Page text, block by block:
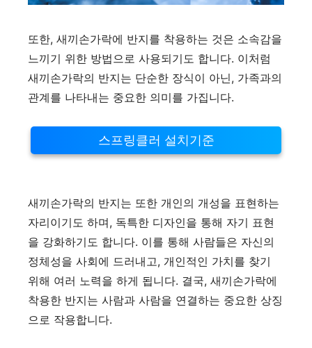
또한, 새끼손가락에 반지를 착용하는 것은 소속감을
느끼기 위한 방법으로 사용되기도 합니다. 이처럼
새끼손가락의 반지는 단순한 장식이 아닌, 가족과의
관계를 나타내는 중요한 의미를 가집니다.
스프링클러 설치기준
새끼손가락의 반지는 또한 개인의 개성을 표현하는
자리이기도 하며, 독특한 디자인을 통해 자기 표현
을 강화하기도 합니다. 이를 통해 사람들은 자신의
정체성을 사회에 드러내고, 개인적인 가치를 찾기
위해 여러 노력을 하게 됩니다. 결국, 새끼손가락에
착용한 반지는 사람과 사람을 연결하는 중요한 상징
으로 작용합니다.